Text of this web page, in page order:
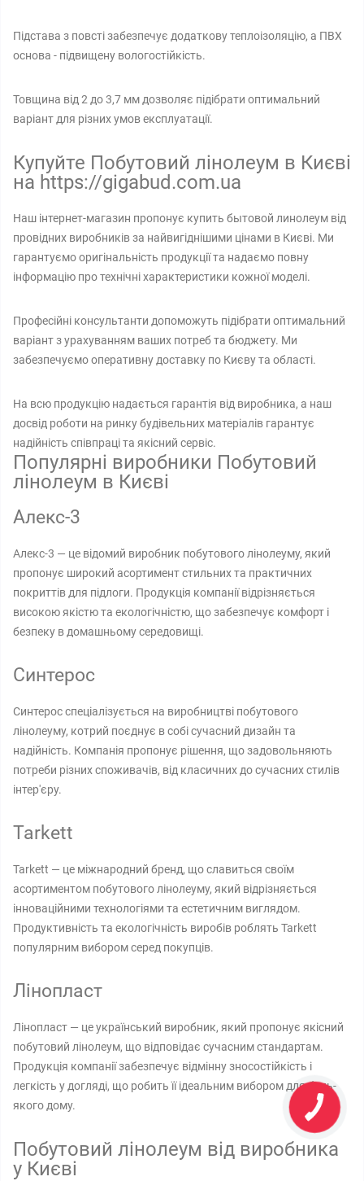
Підстава з повсті забезпечує додаткову теплоізоляцію, а ПВХ
основа - підвищену вологостійкість.
Товщина від 2 до 3,7 мм дозволяє підібрати оптимальний
варіант для різних умов експлуатації.
Купуйте Побутовий лінолеум в Києві
на https://gigabud.com.ua
Наш інтернет-магазин пропонує купить бытовой линолеум від
провідних виробників за найвигіднішими цінами в Києві. Ми
гарантуємо оригінальність продукції та надаємо повну
інформацію про технічні характеристики кожної моделі.
Професійні консультанти допоможуть підібрати оптимальний
варіант з урахуванням ваших потреб та бюджету. Ми
забезпечуємо оперативну доставку по Києву та області.
На всю продукцію надається гарантія від виробника, а наш
досвід роботи на ринку будівельних матеріалів гарантує
надійність співпраці та якісний сервіс.
Популярні виробники Побутовий
лінолеум в Києві
Алекс-3
Алекс-3 — це відомий виробник побутового лінолеуму, який
пропонує широкий асортимент стильних та практичних
покриттів для підлоги. Продукція компанії відрізняється
високою якістю та екологічністю, що забезпечує комфорт і
безпеку в домашньому середовищі.
Синтерос
Синтерос спеціалізується на виробництві побутового
лінолеуму, котрий поєднує в собі сучасний дизайн та
надійність. Компанія пропонує рішення, що задовольняють
потреби різних споживачів, від класичних до сучасних стилів
інтер'єру.
Tarkett
Tarkett — це міжнародний бренд, що славиться своїм
асортиментом побутового лінолеуму, який відрізняється
інноваційними технологіями та естетичним виглядом.
Продуктивність та екологічність виробів роблять Tarkett
популярним вибором серед покупців.
Лінопласт
Лінопласт — це український виробник, який пропонує якісний
побутовий лінолеум, що відповідає сучасним стандартам.
Продукція компанії забезпечує відмінну зносостійкість і
легкість у догляді, що робить її ідеальним вибором для будь-
якого дому.
Побутовий лінолеум від виробника
у Києві